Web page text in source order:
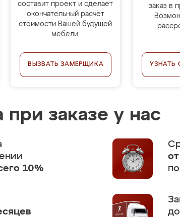
составит проект и сделает
окончательный расчёт
стоимости Вашей будущей
мебели.
ВЫЗВАТЬ ЗАМЕРЩИКА
заказ в
УЗНАТЬ
при заказе у нас
10%